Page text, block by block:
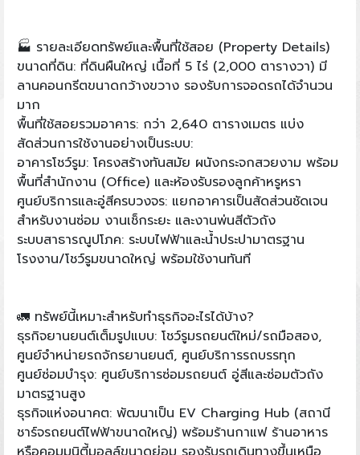
🏭 รายละเอียดทรัพย์และพื้นที่ใช้สอย (Property Details)
ขนาดที่ดิน: ที่ดินผืนใหญ่ เนื้อที่ 5 ไร่ (2,000 ตารางวา) มี
ลานคอนกรีตขนาดกว้างขวาง รองรับการจอดรถได้จำนวน
มาก
พื้นที่ใช้สอยรวมอาคาร: กว่า 2,640 ตารางเมตร แบ่ง
สัดส่วนการใช้งานอย่างเป็นระบบ:
อาคารโชว์รูม: โครงสร้างทันสมัย ผนังกระจกสวยงาม พร้อม
พื้นที่สำนักงาน (Office) และห้องรับรองลูกค้าหรูหรา
ศูนย์บริการและอู่สีครบวงจร: แยกอาคารเป็นสัดส่วนชัดเจน
สำหรับงานซ่อม งานเช็กระยะ และงานพ่นสีตัวถัง
ระบบสาธารณูปโภค: ระบบไฟฟ้าและน้ำประปามาตรฐาน
โรงงาน/โชว์รูมขนาดใหญ่ พร้อมใช้งานทันที
🚛 ทรัพย์นี้เหมาะสำหรับทำธุรกิจอะไรได้บ้าง?
ธุรกิจยานยนต์เต็มรูปแบบ: โชว์รูมรถยนต์ใหม่/รถมือสอง,
ศูนย์จำหน่ายรถจักรยานยนต์, ศูนย์บริการรถบรรทุก
ศูนย์ซ่อมบำรุง: ศูนย์บริการซ่อมรถยนต์ อู่สีและซ่อมตัวถัง
มาตรฐานสูง
ธุรกิจแห่งอนาคต: พัฒนาเป็น EV Charging Hub (สถานี
ชาร์จรถยนต์ไฟฟ้าขนาดใหญ่) พร้อมร้านกาแฟ ร้านอาหาร